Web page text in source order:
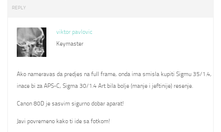
REPLY
viktor pavlovic
Keymaster
Ako nameravas da predjes na full frame, onda ima smisla kupiti Sigmu 35/1.4,
inace bi za APS-C, Sigma 30/1.4 Art bila bolje (manje i jeftinije) resenje.
Canon 80D je sasvim sigurno dobar aparat!
Javi povremeno kako ti ide sa fotkom!